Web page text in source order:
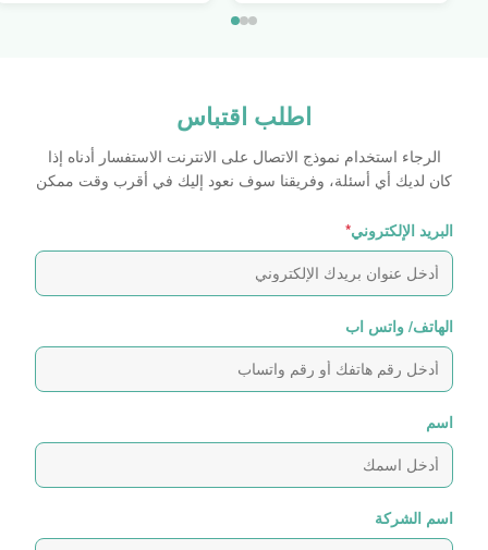
اطلب اقتباس
الرجاء استخدام نموذج الاتصال على الانترنت الاستفسار أدناه إذا
كان لديك أي أسئلة، وفريقنا سوف نعود إليك في أقرب وقت ممكن
البريد الإلكتروني*
الهاتف/ واتس اب
اسم
اسم الشركة